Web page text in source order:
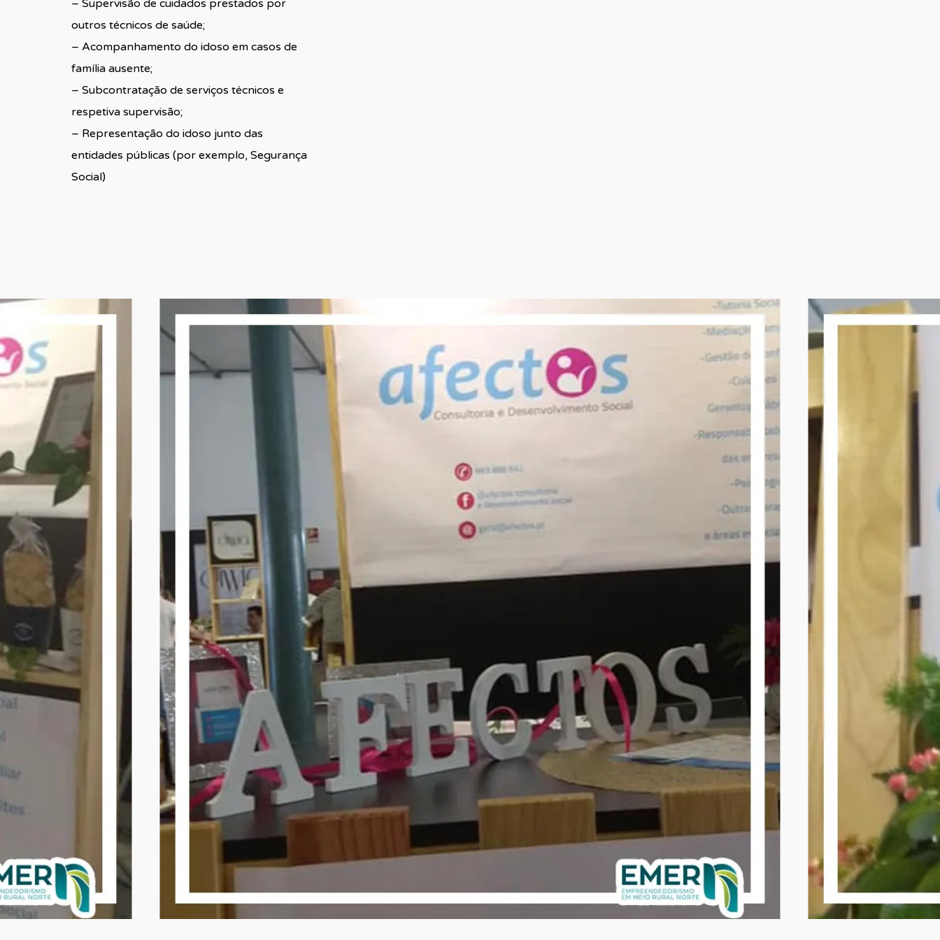
– Supervisão de cuidados prestados por
outros técnicos de saúde;
– Acompanhamento do idoso em casos de
família ausente;
– Subcontratação de serviços técnicos e
respetiva supervisão;
– Representação do idoso junto das
entidades públicas (por exemplo, Segurança
Social)